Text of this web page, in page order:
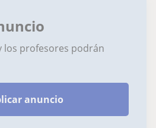
los profesores podrán
anuncio